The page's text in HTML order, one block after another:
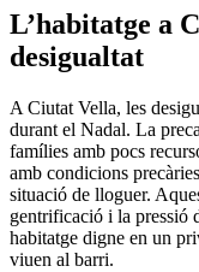
L’habitatge a
desigualtat
A Ciutat Vella, les
durant el Nadal. La
famílies amb pocs
amb condicions
situació de lloguer.
gentrificació i la pressió
habitatge digne en un
viuen al barri.